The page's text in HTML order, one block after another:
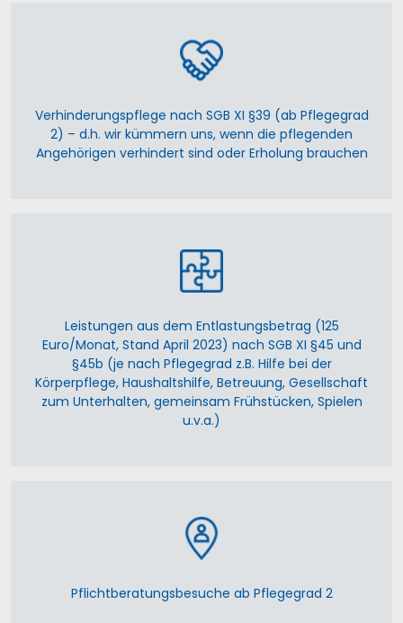
Verhinderungspflege nach SGB XI §39 (ab Pflegegrad
2) – d.h. wir kümmern uns, wenn die pflegenden
Angehörigen verhindert sind oder Erholung brauchen
Leistungen aus dem Entlastungsbetrag (125
Euro/Monat, Stand April 2023) nach SGB XI §45 und
§45b (je nach Pflegegrad z.B. Hilfe bei der
Körperpflege, Haushaltshilfe, Betreuung, Gesellschaft
zum Unterhalten, gemeinsam Frühstücken, Spielen
u.v.a.)
Pflichtberatungsbesuche ab Pflegegrad 2